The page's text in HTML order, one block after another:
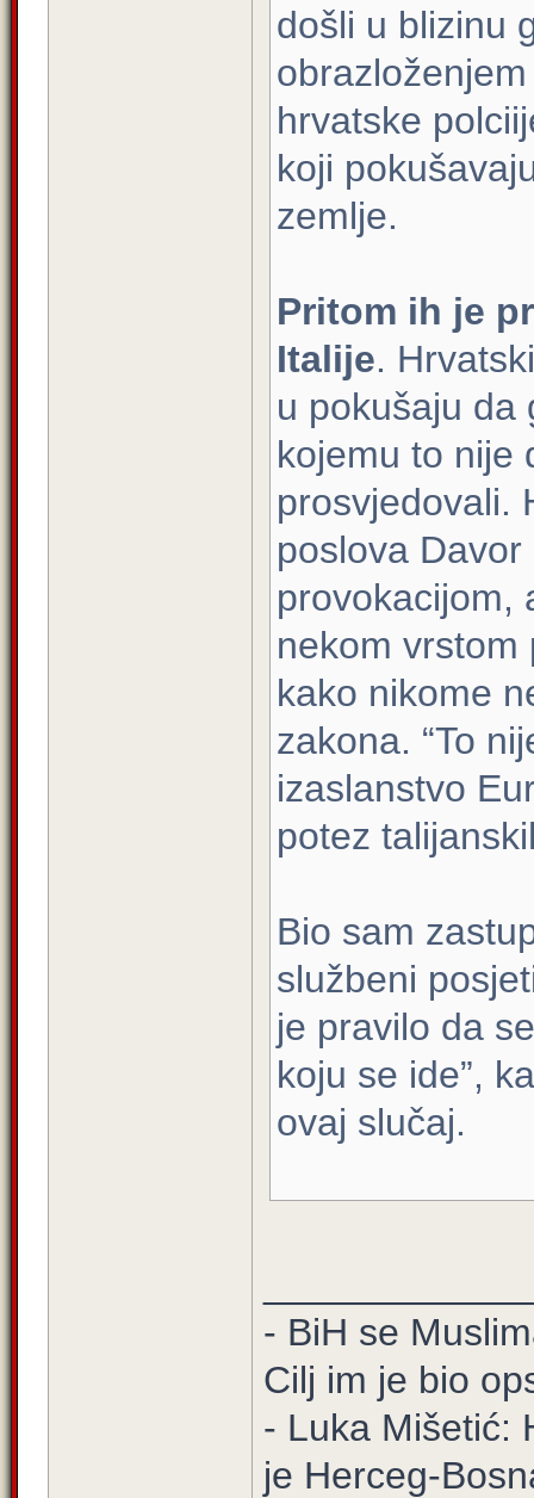
došli u blizinu
hrvatske
koji
zemlje.
Pritom ih je
Italije.
u pokušaju da
kojemu to nije
prosvjedovali.
poslova
provokacijom,
nekom vrstom
kako nikome
zakona. “To
izaslanstvo
potez
Bio sam
službeni
je pravilo da
koju se ide”,
ovaj slučaj.
- BiH se
Cilj im je bio
- Luka Mišetić:
je Herceg-